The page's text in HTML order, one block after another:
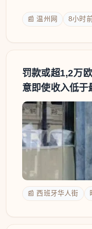
📰 温州网 8小时
罚款或超1,2万
意即使收入低于
📰 西班牙华人街